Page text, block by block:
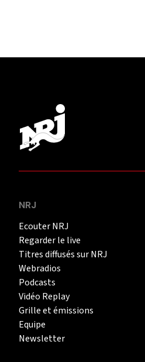
NRJ
Ecouter NRJ
Regarder le live
Titres diffusés sur NRJ
Webradios
Podcasts
Vidéo Replay
Grille et émissions
Equipe
Newsletter